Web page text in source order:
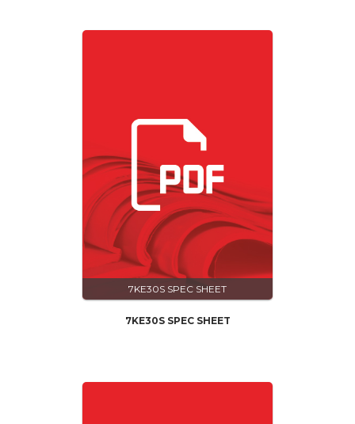
7KE30S SPEC SHEET
7KE30S SPEC SHEET